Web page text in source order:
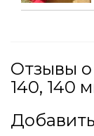
Отзывы
140, 140